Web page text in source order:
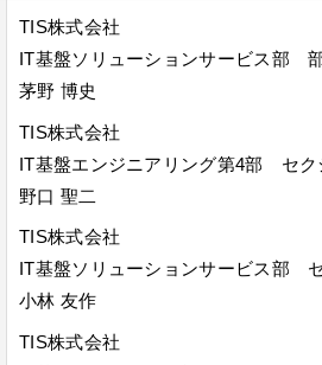
TIS株式会社
IT基盤ソリューションサービス部
茅野 博史
TIS株式会社
IT基盤エンジニアリング第4部 セク
野口 聖二
TIS株式会社
IT基盤ソリューションサービス部
小林 友作
TIS株式会社